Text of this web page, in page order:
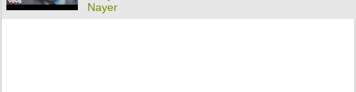
Nayer